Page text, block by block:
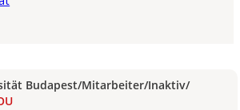
Budapest/Mitarbeiter/Inaktiv/